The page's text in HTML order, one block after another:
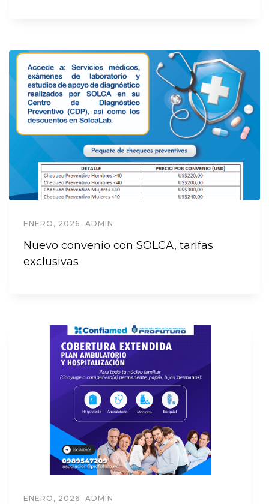
ENERO, 2026 ADMIN
Nuevo convenio con SOLCA, tarifas
exclusivas
ENERO, 2026 ADMIN